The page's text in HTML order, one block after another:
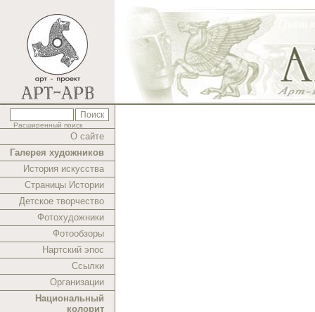
Расширенный поиск
О сайте
Галерея художников
История искусства
Страницы Истории
Детское творчество
Фотохудожники
Фотообзоры
Нартский эпос
Ссылки
Организации
Национальный
колорит